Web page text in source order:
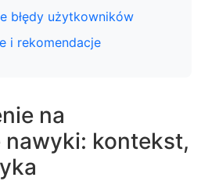
błędy użytkowników
i rekomendacje
na
kontekst,